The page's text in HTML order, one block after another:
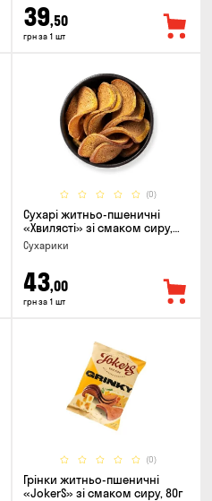
39,50
грн за 1 шт
(0)
Сухарі житньо-пшеничні
«Хвилясті» зі смаком сиру,
75г
Сухарики
43,00
грн за 1 шт
(0)
Грінки житньо-пшеничні
«JokerS» зі смаком сиру, 80г